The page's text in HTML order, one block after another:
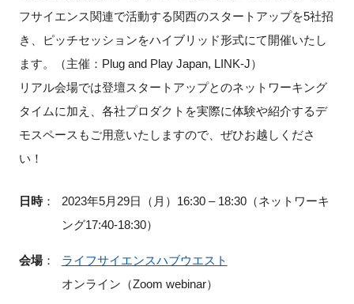
特別会員
施設・アクセス
フサイエンス関連で活動する関西のスタートアップを5社招
き、ピッチセッションをハイブリッド形式にて開催いたし
ます。（主催：Plug and Play Japan, LINK-J）
リアル会場では登壇スタートアップとのネットワーキング
タイムに加え、各社プロダクトを実際に体験や紹介するデ
モスペースもご用意いたしますので、ぜひお越しくださ
い！
日時：
2023年5月29日（月）16:30 – 18:30（ネットワーキ
ング17:40-18:30）
会場：
ライフサイエンスハブウエスト
オンライン（Zoom webinar）